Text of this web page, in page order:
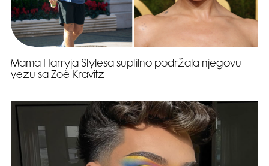
Mama Harryja Stylesa suptilno podržala njegovu
vezu sa Zoë Kravitz